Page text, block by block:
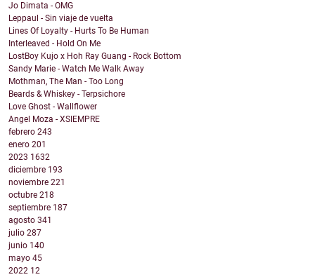
Jo Dimata - OMG
Leppaul - Sin viaje de vuelta
Lines Of Loyalty - Hurts To Be Human
Interleaved - Hold On Me
LostBoy Kujo x Hoh Ray Guang - Rock Bottom
Sandy Marie - Watch Me Walk Away
Mothman, The Man - Too Long
Beards & Whiskey - Terpsichore
Love Ghost - Wallflower
Angel Moza - XSIEMPRE
febrero 243
enero 201
2023 1632
diciembre 193
noviembre 221
octubre 218
septiembre 187
agosto 341
julio 287
junio 140
mayo 45
2022 12